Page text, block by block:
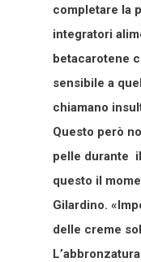
completare la
integratori
betacarotene
sensibile a
chiamano
Questo però
pelle durante
questo il
Gilardino.
delle creme